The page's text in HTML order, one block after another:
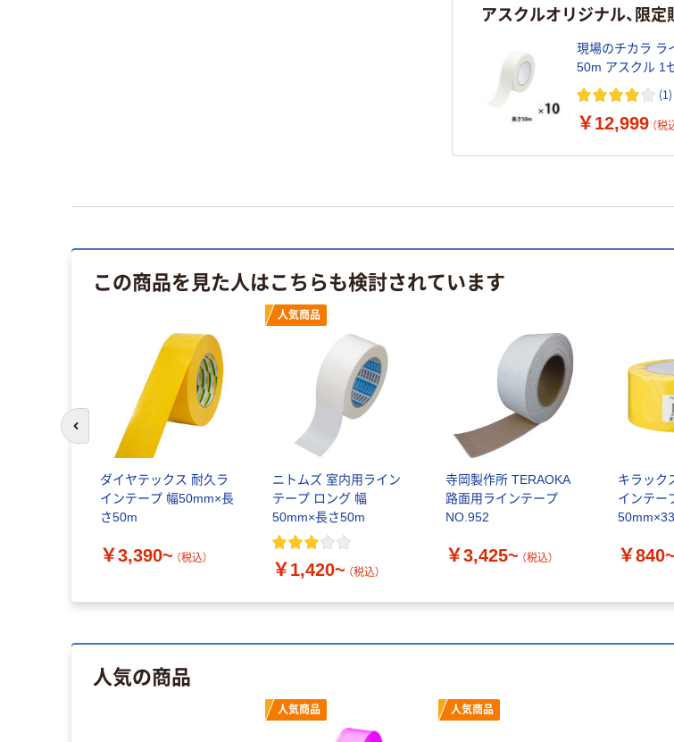
アスクルオリジナル、限
現場のチカラ ラ
(1)
￥12,999 （税
この商品を見た人はこちらも検討されています
ダイヤテックス 耐久ラ
インテープ 幅50mm×長
さ50m
￥3,390~ （税込）
人気商品
ニトムズ 室内用ライン
テープ ロング 幅
50mm×長さ50m
￥1,420~ （税込）
寺岡製作所 TERAOKA
路面用ラインテープ
NO.952
￥3,425~ （税込）
キラック
インテー
￥840~
前のスライドへ
人気の商品
人気商品 人気商品